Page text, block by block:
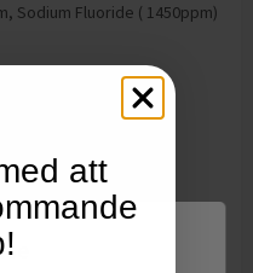
Sodium Fluoride ( 1450ppm)
22°C), väl tillsluten
att